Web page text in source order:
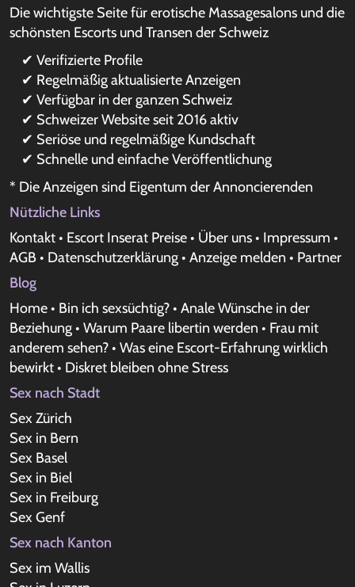
Die wichtigste Seite für erotische Massagesalons und die
schönsten Escorts und Transen der Schweiz
✔ Verifizierte Profile
✔ Regelmäßig aktualisierte Anzeigen
✔ Verfügbar in der ganzen Schweiz
✔ Schweizer Website seit 2016 aktiv
✔ Seriöse und regelmäßige Kundschaft
✔ Schnelle und einfache Veröffentlichung
* Die Anzeigen sind Eigentum der Annoncierenden
Nützliche Links
Kontakt • Escort Inserat Preise • Über uns • Impressum •
AGB • Datenschutzerklärung • Anzeige melden • Partner
Blog
Home • Bin ich sexsüchtig? • Anale Wünsche in der
Beziehung • Warum Paare libertin werden • Frau mit
anderem sehen? • Was eine Escort-Erfahrung wirklich
bewirkt • Diskret bleiben ohne Stress
Sex nach Stadt
Sex Zürich
Sex in Bern
Sex Basel
Sex in Biel
Sex in Freiburg
Sex Genf
Sex nach Kanton
Sex im Wallis